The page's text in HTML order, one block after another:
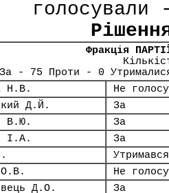
Фракція
За - 75 Проти - 0
Н.В.
Не
Д.Й.
За
В.Ю.
За
І.А.
За
Утримався
О.В.
Не
Д.О.
За